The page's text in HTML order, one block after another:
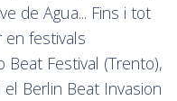
de Agua... Fins i tot
festivals
Beat Festival (Trento),
Berlin Beat Invasion